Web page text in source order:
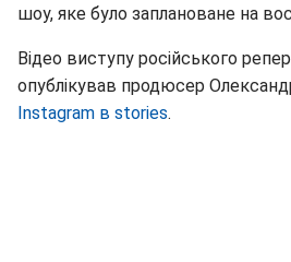
шоу, яке було заплановане на
Відео виступу російського
опублікував продюсер
Instagram в stories.